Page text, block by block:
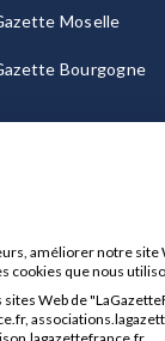
Moselle
Bourgogne
CGU/CGV
améliorer notre
cookies que nous
Web de